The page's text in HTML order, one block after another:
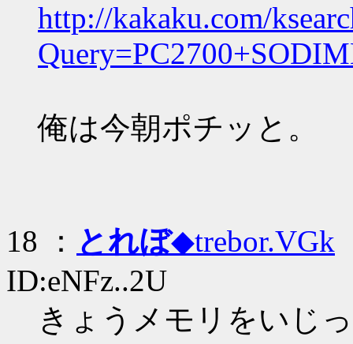
http://kakaku.com/
俺は今朝ポチッと。
18 ： とれぼ◆trebor.VGk
ID:eNFz..2U
きょうメモリをいじ